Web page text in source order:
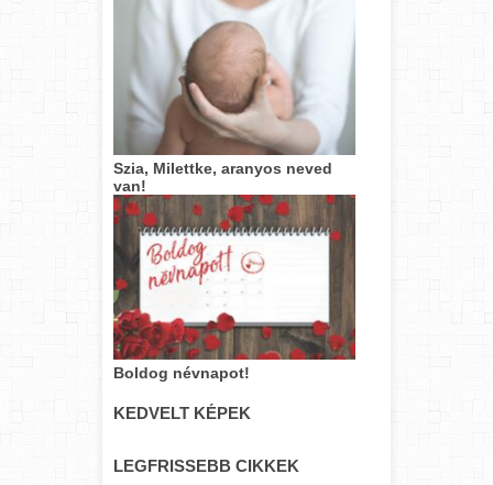
Szia, Milettke, aranyos neved
van!
Boldog névnapot!
KEDVELT KÉPEK
LEGFRISSEBB CIKKEK